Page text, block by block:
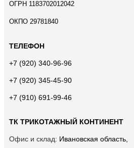
ОГРН 1183702012042
ОКПО 29781840
ТЕЛЕФОН
+7 (920) 340-96-96
+7 (920) 345-45-90
+7 (910) 691-99-46
ТК ТРИКОТАЖНЫЙ КОНТИНЕНТ
Офис и склад: Ивановская область,